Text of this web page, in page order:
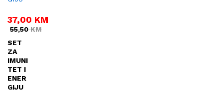
37,00 KM
55,50KM
SET
ZA
IMUNI
TET I
ENER
GIJU